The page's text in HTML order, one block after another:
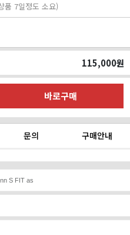
품 7일정도 소요)
115,000원
문의 구매안내
S FIT as